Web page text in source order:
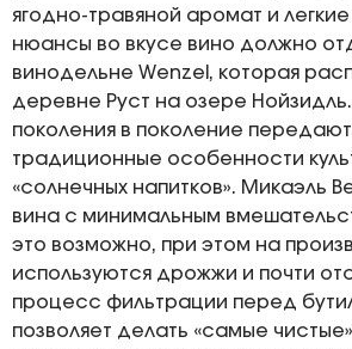
ягодно-травяной аромат и
нюансы во вкусе вино должно
винодельне Wenzel, которая
деревне Руст на озере
поколения в поколение
традиционные особенности
«солнечных напитков». Микаэль
вина с минимальным
это возможно, при этом на
используются дрожжи и почти
процесс фильтрации перед
позволяет делать «самые